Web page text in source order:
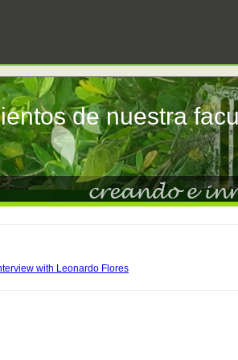
de nuestra
with Leonardo Flores